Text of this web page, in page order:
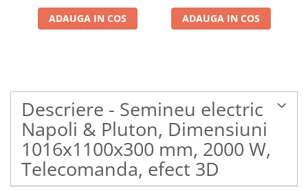
ADAUGA IN COS ADAUGA IN COS
Descriere - Semineu electric
Napoli & Pluton, Dimensiuni
1016x1100x300 mm, 2000 W,
Telecomanda, efect 3D